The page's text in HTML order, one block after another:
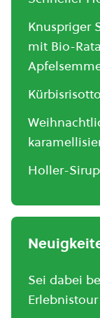
Knuspriger
mit Bio-
Holler-Sirup
Sei dabei